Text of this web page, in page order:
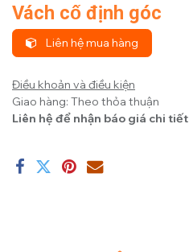
Vách cố định góc
Liên hệ mua hàng
Điều khoản và điều kiện
Giao hàng: Theo thỏa thuận
Liên hệ để nhận báo giá chi tiết